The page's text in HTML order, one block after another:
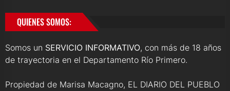
QUIENES SOMOS:
Somos un SERVICIO INFORMATIVO, con más de 18 años
de trayectoria en el Departamento Río Primero.
Propiedad de Marisa Macagno, EL DIARIO DEL PUEBLO